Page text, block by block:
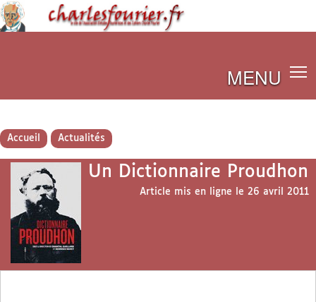
MENU
Accueil Actualités
Un Dictionnaire Proudhon
Article mis en ligne le 26 avril 2011